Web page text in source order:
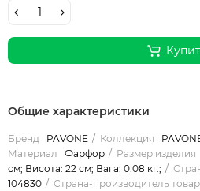
Общие характеристики
Бренд PAVONE Коллекция
Материал
Фарфор Размер изделия
см; Висота: 22 см; Вага: 0.08 кг.;
104830
Страна-производитель